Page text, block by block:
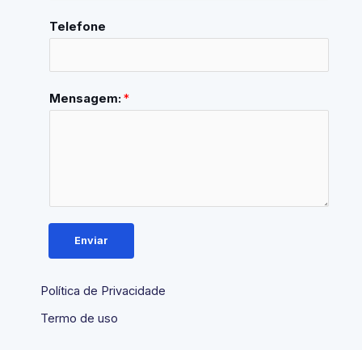
Telefone
Mensagem: *
Enviar
Política de Privacidade
Termo de uso